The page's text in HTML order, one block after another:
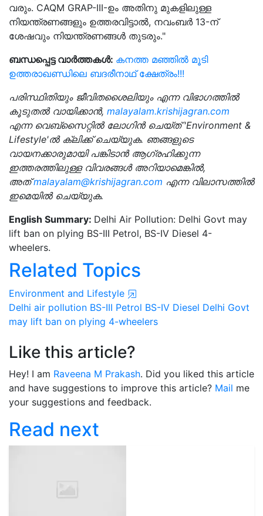
വരും. CAQM GRAP-III-ഉം അതിനു മുകളിലുള്ള
നിയന്ത്രണങ്ങളും ഉത്തരവിട്ടാൽ, നവംബർ 13-ന്
ശേഷവും നിയന്ത്രണങ്ങൾ തുടരും."
ബന്ധപ്പെട്ട വാർത്തകൾ: കനത്ത മഞ്ഞിൽ മൂടി
ഉത്തരാഖണ്ഡിലെ ബദരീനാഥ് ക്ഷേത്രം!!!
പരിസ്ഥിതിയും ജീവിതശൈലിയും എന്ന വിഭാഗത്തിൽ
കൂടുതൽ വായിക്കാൻ, malayalam.krishijagran.com
എന്ന വെബ്‌സൈറ്റിൽ ലോഗിൻ ചെയ്‌ത് 'Environment &
Lifestyle'ൽ ക്ലിക്ക് ചെയ്യുക. ഞങ്ങളുടെ
വായനക്കാരുമായി പങ്കിടാൻ ആഗ്രഹിക്കുന്ന
ഇത്തരത്തിലുള്ള വിവരങ്ങൾ അറിയാമെങ്കിൽ,
അത്malayalam@krishijagran.com എന്ന വിലാസത്തിൽ
ഇമെയിൽ ചെയ്യുക.
English Summary: Delhi Air Pollution: Delhi Govt may
lift ban on plying BS-III Petrol, BS-IV Diesel 4-
wheelers.
Related Topics
Environment and Lifestyle
Delhi air pollution BS-III Petrol BS-IV Diesel Delhi Govt
may lift ban on plying 4-wheelers
Like this article?
Hey! I am Raveena M Prakash. Did you liked this article
and have suggestions to improve this article? Mail me
your suggestions and feedback.
Read next